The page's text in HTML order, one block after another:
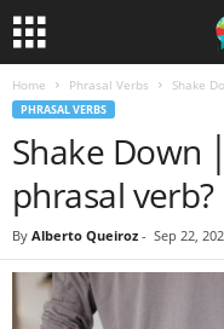
Home Phrasal Verbs Shake
PHRASAL VERBS
Shake Down
phrasal verb?
By Alberto Queiroz - Sep 22,